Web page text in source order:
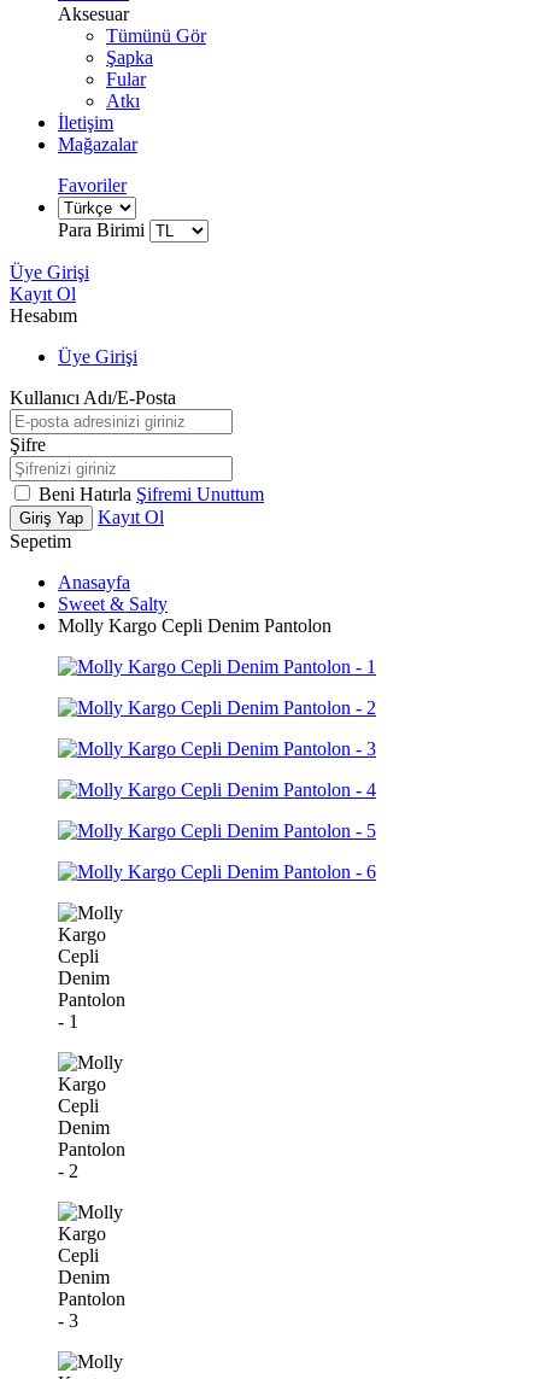
Aksesuar
Tümünü Gör
Şapka
Fular
Atkı
İletişim
Mağazalar
Favoriler
Para Birimi
Üye Girişi
Kayıt Ol
Hesabım
Üye Girişi
Kullanıcı Adı/E-Posta
Şifre
Beni Hatırla Şifremi Unuttum
Giriş Yap
Kayıt Ol
Sepetim
Anasayfa
Sweet & Salty
Molly Kargo Cepli Denim Pantolon